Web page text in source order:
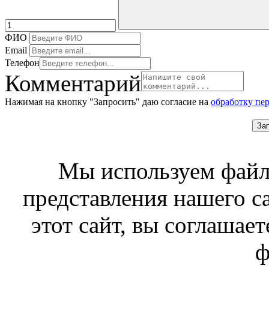
ФИО
Email
Телефон
Комментарий
Нажимая на кнопку "Запросить" даю согласие на обработку
Мы используем
представления нашего
этот сайт, вы